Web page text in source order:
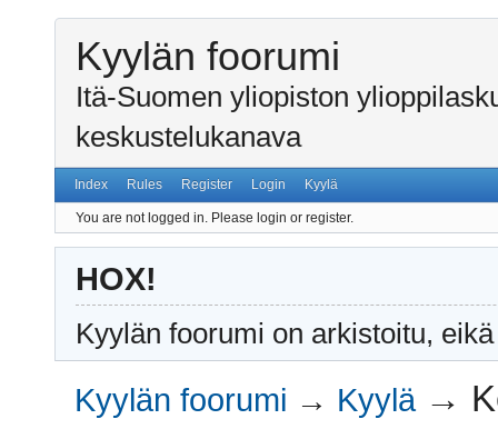
Kyylän foorumi
Itä-Suomen yliopiston
keskustelukanava
Index Rules Register Login Kyylä
You are not logged in. Please login or register.
HOX!
Kyylän foorumi on arkistoitu,
Kyylän foorumi → Kyylä →